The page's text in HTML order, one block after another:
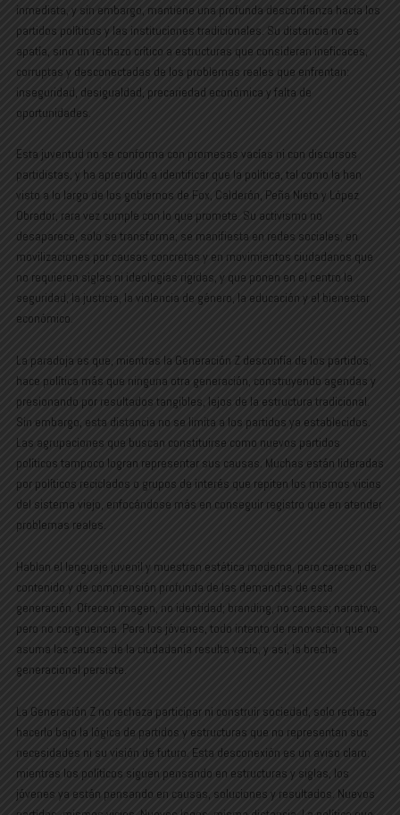
inmediata, y sin embargo, mantiene una profunda desconfianza hacia los
partidos políticos y las instituciones tradicionales. Su distancia no es
apatía, sino un rechazo crítico a estructuras que consideran ineficaces,
corruptas y desconectadas de los problemas reales que enfrentan:
inseguridad, desigualdad, precariedad económica y falta de
oportunidades.
Esta juventud no se conforma con promesas vacías ni con discursos
partidistas, y ha aprendido a identificar que la política, tal como la han
visto a lo largo de los gobiernos de Fox, Calderón, Peña Nieto y López
Obrador, rara vez cumple con lo que promete. Su activismo no
desaparece, solo se transforma; se manifiesta en redes sociales, en
movilizaciones por causas concretas y en movimientos ciudadanos que
no requieren siglas ni ideologías rígidas, y que ponen en el centro la
seguridad, la justicia, la violencia de género, la educación y el bienestar
económico.
La paradoja es que, mientras la Generación Z desconfía de los partidos,
hace política más que ninguna otra generación, construyendo agendas y
presionando por resultados tangibles, lejos de la estructura tradicional.
Sin embargo, esta distancia no se limita a los partidos ya establecidos.
Las agrupaciones que buscan constituirse como nuevos partidos
políticos tampoco logran representar sus causas. Muchas están lideradas
por políticos reciclados o grupos de interés que repiten los mismos vicios
del sistema viejo, enfocándose más en conseguir registro que en atender
problemas reales.
Hablan el lenguaje juvenil y muestran estética moderna, pero carecen de
contenido y de comprensión profunda de las demandas de esta
generación. Ofrecen imagen, no identidad; branding, no causas; narrativa,
pero no congruencia. Para los jóvenes, todo intento de renovación que no
asuma las causas de la ciudadanía resulta vacío, y así, la brecha
generacional persiste.
La Generación Z no rechaza participar ni construir sociedad, solo rechaza
hacerlo bajo la lógica de partidos y estructuras que no representan sus
necesidades ni su visión de futuro. Esta desconexión es un aviso claro:
mientras los políticos siguen pensando en estructuras y siglas, los
jóvenes ya están pensando en causas, soluciones y resultados. Nuevos